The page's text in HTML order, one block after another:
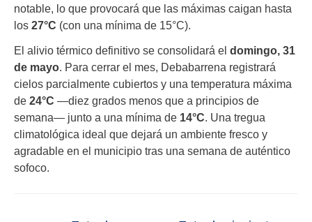
notable, lo que provocará que las máximas caigan hasta
los 27°C (con una mínima de 15°C).
El alivio térmico definitivo se consolidará el domingo, 31
de mayo. Para cerrar el mes, Debabarrena registrará
cielos parcialmente cubiertos y una temperatura máxima
de 24°C —diez grados menos que a principios de
semana— junto a una mínima de 14°C. Una tregua
climatológica ideal que dejará un ambiente fresco y
agradable en el municipio tras una semana de auténtico
sofoco.